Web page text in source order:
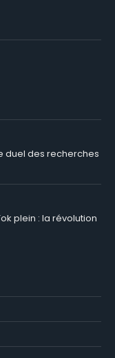
duel des recherches
plein : la révolution